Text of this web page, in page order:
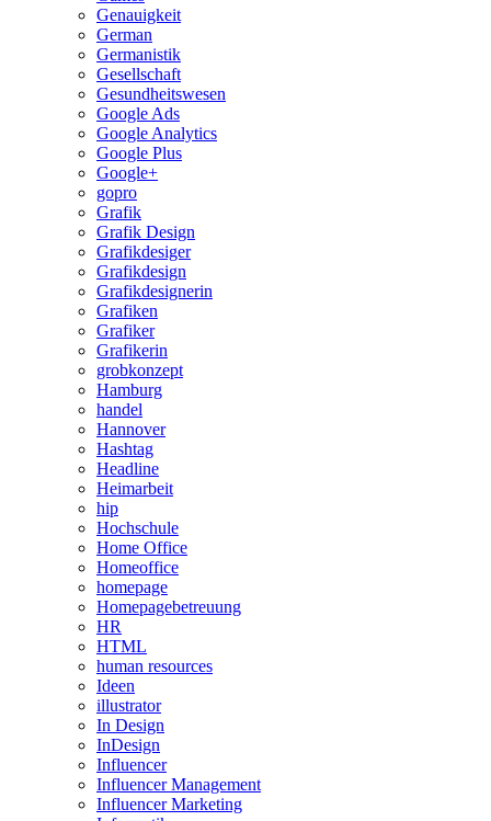
Genauigkeit
German
Germanistik
Gesellschaft
Gesundheitswesen
Google Ads
Google Analytics
Google Plus
Google+
gopro
Grafik
Grafik Design
Grafikdesiger
Grafikdesign
Grafikdesignerin
Grafiken
Grafiker
Grafikerin
grobkonzept
Hamburg
handel
Hannover
Hashtag
Headline
Heimarbeit
hip
Hochschule
Home Office
Homeoffice
homepage
Homepagebetreuung
HR
HTML
human resources
Ideen
illustrator
In Design
InDesign
Influencer
Influencer Management
Influencer Marketing